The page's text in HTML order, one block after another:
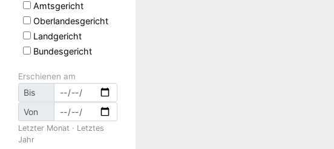
Amtsgericht
Oberlandesgericht
Landgericht
Bundesgericht
Erschienen am
Bis
Von
Letzter Monat · Letztes
Jahr